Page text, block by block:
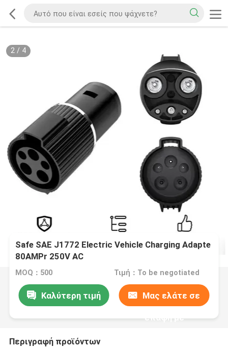
2/ 4
Safe SAE J1772 Electric Vehicle Charging Adapte
80AMPr 250V AC
MOQ：500 Τιμή：To be negotiated
Καλύτερη τιμή Μας ελάτε σε
επαφή με
Περιγραφή προϊόντων